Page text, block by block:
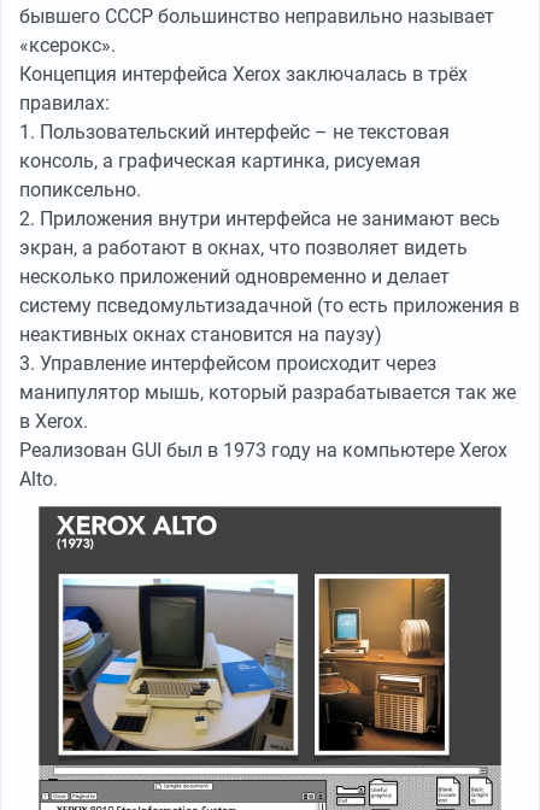
бывшего СССР большинство неправильно называет
«ксерокс».
Концепция интерфейса Xerox заключалась в трёх
правилах:
1. Пользовательский интерфейс – не текстовая
консоль, а графическая картинка, рисуемая
попиксельно.
2. Приложения внутри интерфейса не занимают весь
экран, а работают в окнах, что позволяет видеть
несколько приложений одновременно и делает
систему псведомультизадачной (то есть приложения в
неактивных окнах становится на паузу)
3. Управление интерфейсом происходит через
манипулятор мышь, который разрабатывается так же
в Xerox.
Реализован GUI был в 1973 году на компьютере Xerox
Alto.